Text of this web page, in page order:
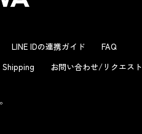
LINE IDの連携ガイド
FAQ
お問い合わせ/リクエスト